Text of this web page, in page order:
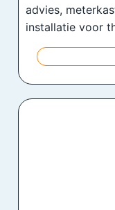
advies,
installatie voor